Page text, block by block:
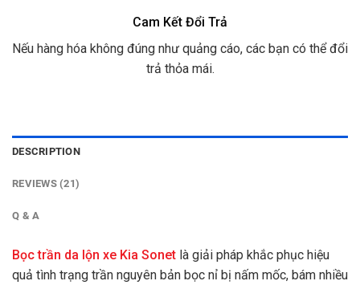
Cam Kết Đổi Trả
Nếu hàng hóa không đúng như quảng cáo, các bạn có thể đổi
trả thỏa mái.
DESCRIPTION
REVIEWS (21)
Q & A
Bọc trần da lộn xe Kia Sonet là giải pháp khắc phục hiệu
quả tình trạng trần nguyên bản bọc nỉ bị nấm mốc, bám nhiều